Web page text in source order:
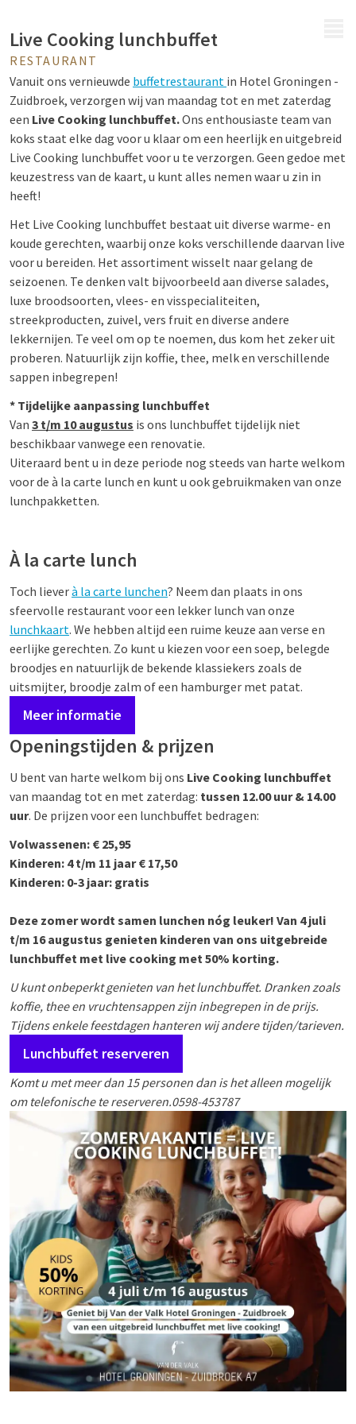
Live Cooking lunchbuffet
RESTAURANT
Vanuit ons vernieuwde buffetrestaurant in Hotel Groningen -
Zuidbroek, verzorgen wij van maandag tot en met zaterdag
een Live Cooking lunchbuffet.Ons enthousiaste team van
koks staat elke dag voor u klaar om een heerlijk en uitgebreid
Live Cooking lunchbuffet voor u te verzorgen. Geen gedoe met
keuzestress van de kaart, u kunt alles nemen waar u zin in
heeft!
Het Live Cooking lunchbuffet bestaat uit diverse warme- en
koude gerechten, waarbij onze koks verschillende daarvan live
voor u bereiden. Het assortiment wisselt naar gelang de
seizoenen. Te denken valt bijvoorbeeld aan diverse salades,
luxe broodsoorten, vlees- en visspecialiteiten,
streekproducten, zuivel, vers fruit en diverse andere
lekkernijen. Te veel om op te noemen, dus kom het zeker uit
proberen. Natuurlijk zijn koffie, thee, melk en verschillende
sappen inbegrepen!
* Tijdelijke aanpassing lunchbuffet
Van 3 t/m 10 augustus is ons lunchbuffet tijdelijk niet
beschikbaar vanwege een renovatie.
Uiteraard bent u in deze periode nog steeds van harte welkom
voor de à la carte lunch en kunt u ook gebruikmaken van onze
lunchpakketten.
À la carte lunch
Toch lieverà la carte lunchen? Neem dan plaats in ons
sfeervolle restaurant voor een lekker lunch van onze
lunchkaart. We hebben altijd een ruime keuze aan verse en
eerlijke gerechten. Zo kunt u kiezen voor een soep, belegde
broodjes en natuurlijk de bekende klassiekers zoals de
uitsmijter, broodje zalm of een hamburger met patat.
Meer informatie
Openingstijden & prijzen
U bent van harte welkom bij ons Live Cooking lunchbuffet
van maandag tot en met zaterdag: tussen 12.00 uur & 14.00
uur. De prijzen voor een lunchbuffet bedragen:
Volwassenen: € 25,95
Kinderen: 4 t/m 11 jaar € 17,50
Kinderen: 0-3 jaar: gratis
Deze zomer wordt samen lunchen nóg leuker! Van 4 juli
t/m 16 augustus genieten kinderen van ons uitgebreide
lunchbuffet met live cooking met 50% korting.
U kunt onbeperkt genieten van het lunchbuffet. Dranken zoals
koffie, thee en vruchtensappen zijn inbegrepen in de prijs.
Tijdens enkele feestdagen hanteren wij andere tijden/tarieven.
Lunchbuffet reserveren
Komt u met meer dan 15 personen dan is het alleen mogelijk
om telefonische te reserveren.0598-453787